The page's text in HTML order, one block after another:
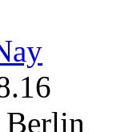
Berlin